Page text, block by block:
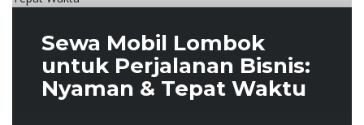
Sewa Mobil Lombok
untuk Perjalanan Bisnis:
Nyaman & Tepat Waktu